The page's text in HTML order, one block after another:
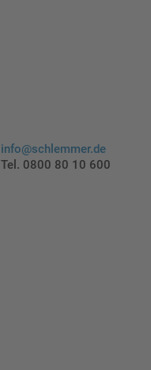
info@schlemmer.de
Tel. 0800 80 10 600